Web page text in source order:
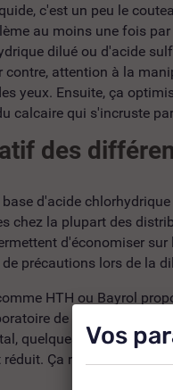
c'est un peu le
au moins une fois
dilué ou d'acide
contre, attention à la
yeux. Ensuite, ça
calcaire qui s'incruste
des
d'acide
chez la plupart des
d'économiser
précautions lors de la
HTH ou Bayrol
de chimie. Ces
quelques fabricants
Ça reste marginal
Vos